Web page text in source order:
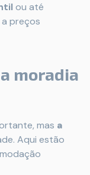
ou até
a preços
moradia
mas a
Aqui estão